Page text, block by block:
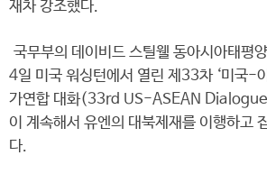
재차 강조했다.
국무부의 데이비드 스틸웰 동아시아태평
4일 미국 워싱턴에서 열린 제33차 ‘미국-
가연합 대화(33rd US-ASEAN
이 계속해서 유엔의 대북제재를 이행하고
다.